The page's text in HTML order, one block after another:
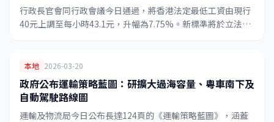
行政長官會同行政會議今日通過，將香港法定最低工資由現行
40元上調至每小時43.1元，升幅為7.75%。新標準將於立法會
本地 2026-03-20
政府公布運輸策略藍圖：研擴大過海容量、粵車南下及
自動駕駛路線圖
運輸及物流局今日公布長達124頁的《運輸策略藍圖》，涵蓋